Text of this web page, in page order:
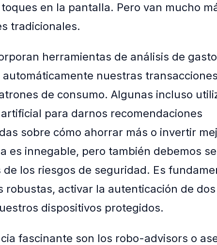
en la pantalla. Pero van mucho
tradicionales.
herramientas de análisis de
nuestras
de consumo. Algunas incluso
para darnos recomendaciones
sobre cómo ahorrar más o invertir
es innegable, pero también debemos
de los riesgos de seguridad. Es
robustas, activar la autenticación de
dispositivos protegidos.
fascinante son los robo-advisors o